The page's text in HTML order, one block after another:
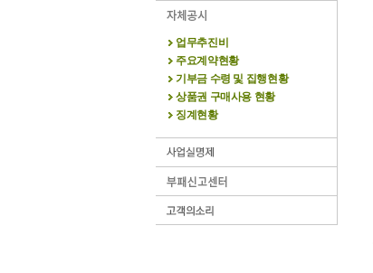
업무추진비
주요계약현황
기부금 수령 및 집행현황
상품권 구매사용 현황
징계현황